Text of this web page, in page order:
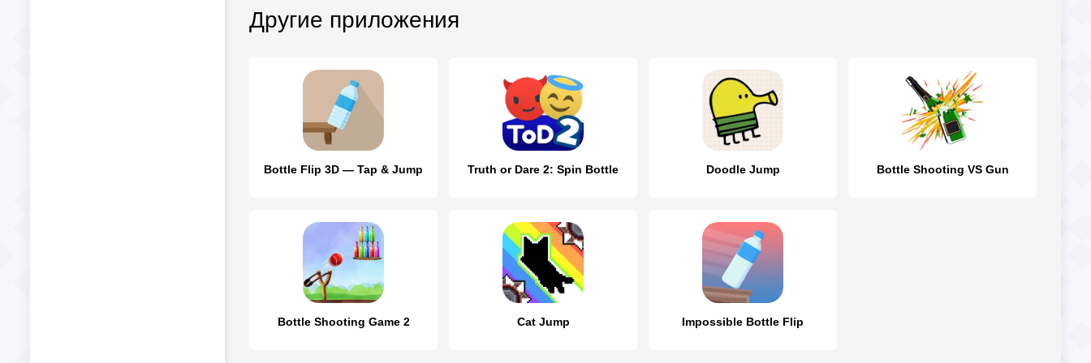
Другие приложения
Bottle Flip 3D — Tap & Jump Truth or Dare 2: Spin Bottle Doodle Jump Bottle Shooting VS Gun
Bottle Shooting Game 2 Cat Jump Impossible Bottle Flip